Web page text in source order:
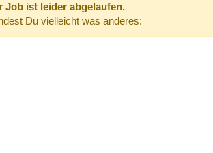
Job ist leider abgelaufen.
Du vielleicht was anderes: